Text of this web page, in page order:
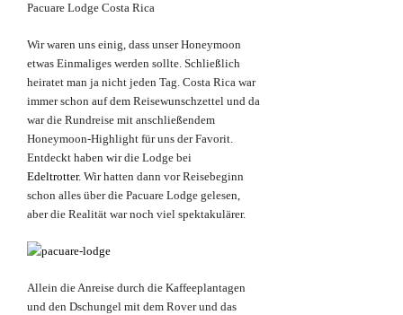
Pacuare Lodge Costa Rica
Wir waren uns einig, dass unser Honeymoon
etwas Einmaliges werden sollte. Schließlich
heiratet man ja nicht jeden Tag. Costa Rica war
immer schon auf dem Reisewunschzettel und da
war die Rundreise mit anschließendem
Honeymoon-Highlight für uns der Favorit.
Entdeckt haben wir die Lodge bei
Edeltrotter. Wir hatten dann vor Reisebeginn
schon alles über die Pacuare Lodge gelesen,
aber die Realität war noch viel spektakulärer.
Allein die Anreise durch die Kaffeeplantagen
und den Dschungel mit dem Rover und das